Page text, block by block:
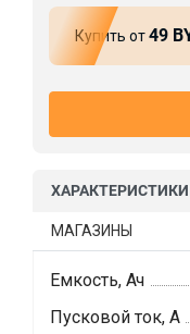
Купить от49
ХАРАКТЕРИСТИКИ
МАГАЗИНЫ
Емкость, Ач
Пусковой ток, А